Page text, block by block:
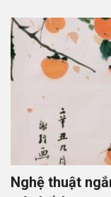
Nghệ thuật